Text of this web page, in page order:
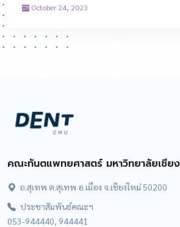
October 24, 2023
คณะทันตแพทยศาสตร์ มหาวิทยาลัยเชีย
ถ.สุเทพ ต.สุเทพ อ.เมือง จ.เชียงใหม่ 50200
ประชาสัมพันธ์คณะฯ
053-944440, 944441